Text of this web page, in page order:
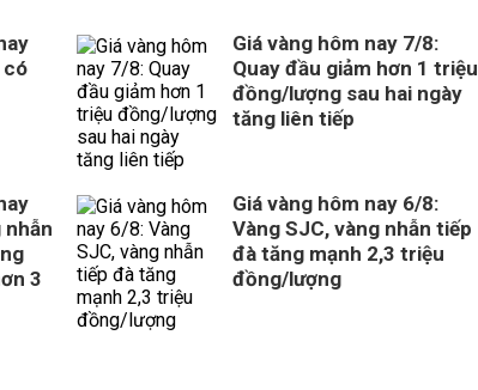
có
Giá vàng hôm nay 7/8:
Quay đầu giảm hơn 1 triệu
đồng/lượng sau hai ngày
tăng liên tiếp
nhẫn
3
Giá vàng hôm nay 6/8:
Vàng SJC, vàng nhẫn tiếp
đà tăng mạnh 2,3 triệu
đồng/lượng